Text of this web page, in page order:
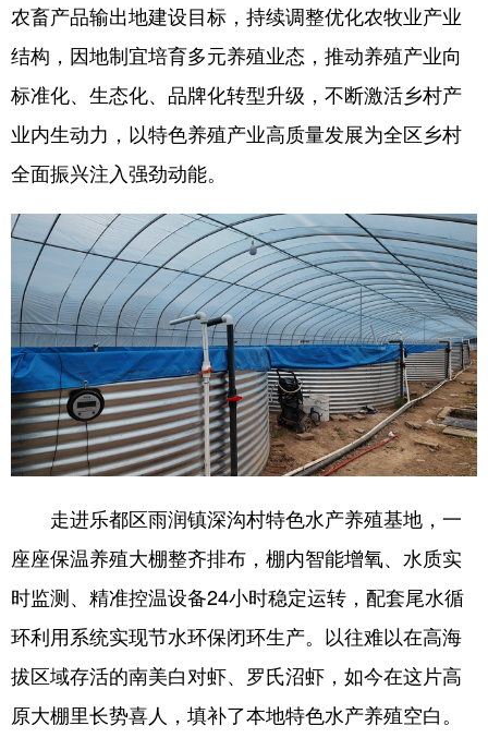
农畜产品输出地建设目标，持续调整优化农牧业产业
结构，因地制宜培育多元养殖业态，推动养殖产业向
标准化、生态化、品牌化转型升级，不断激活乡村产
业内生动力，以特色养殖产业高质量发展为全区乡村
全面振兴注入强劲动能。
走进乐都区雨润镇深沟村特色水产养殖基地，一
座座保温养殖大棚整齐排布，棚内智能增氧、水质实
时监测、精准控温设备24小时稳定运转，配套尾水循
环利用系统实现节水环保闭环生产。以往难以在高海
拔区域存活的南美白对虾、罗氏沼虾，如今在这片高
原大棚里长势喜人，填补了本地特色水产养殖空白。